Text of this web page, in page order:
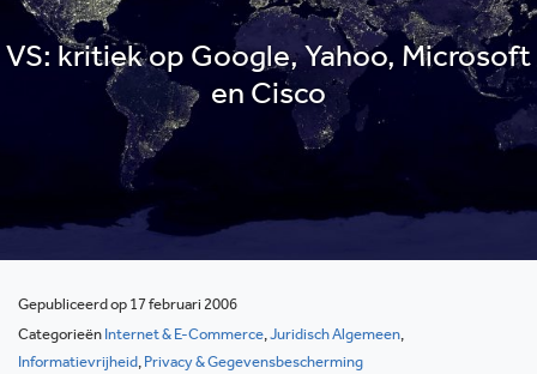
VS: kritiek op Google, Yahoo, Microsoft
en Cisco
Gepubliceerd op 17 februari 2006
Categorieën Internet & E-Commerce,Juridisch Algemeen,
Informatievrijheid, Privacy & Gegevensbescherming